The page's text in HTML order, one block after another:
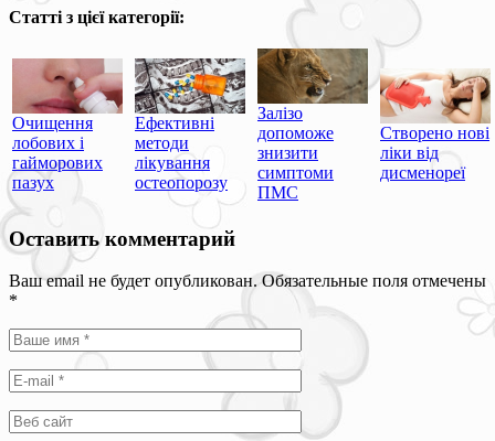
Статті з цієї категорії:
Очищення
лобових і
гайморових
пазух
Ефективні
методи
лікування
остеопорозу
Залізо
допоможе
знизити
симптоми
ПМС
Створено нові
ліки від
дисменореї
Оставить комментарий
Ваш email не будет опубликован. Обязательные поля отмечены
*